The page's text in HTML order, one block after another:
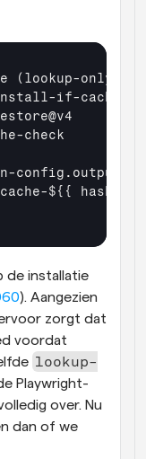
if-cache-
${{
de installatie
). Aangezien
zorgt dat
voordat
lookup-
Playwright-
over. Nu
dan of we